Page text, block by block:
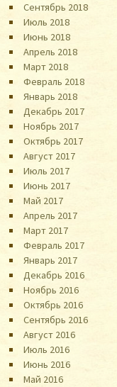
Сентябрь 2018
Июль 2018
Июнь 2018
Апрель 2018
Март 2018
Февраль 2018
Январь 2018
Декабрь 2017
Ноябрь 2017
Октябрь 2017
Август 2017
Июль 2017
Июнь 2017
Май 2017
Апрель 2017
Март 2017
Февраль 2017
Январь 2017
Декабрь 2016
Ноябрь 2016
Октябрь 2016
Сентябрь 2016
Август 2016
Июль 2016
Июнь 2016
Май 2016